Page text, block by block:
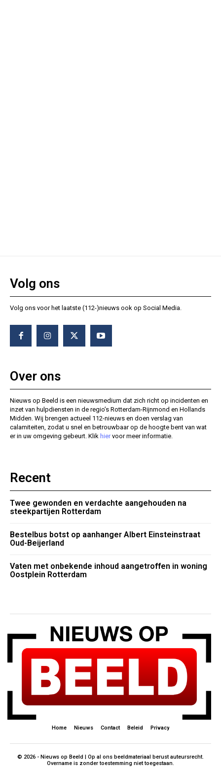
Volg ons
Volg ons voor het laatste (112-)nieuws ook op Social Media.
Over ons
Nieuws op Beeld is een nieuwsmedium dat zich richt op incidenten en
inzet van hulpdiensten in de regio’s Rotterdam-Rijnmond en Hollands
Midden. Wij brengen actueel 112-nieuws en doen verslag van
calamiteiten, zodat u snel en betrouwbaar op de hoogte bent van wat
er in uw omgeving gebeurt. Klik hiervoor meer informatie.
Recent
Twee gewonden en verdachte aangehouden na
steekpartijen Rotterdam
Bestelbus botst op aanhanger Albert Einsteinstraat
Oud-Beijerland
Vaten met onbekende inhoud aangetroffen in woning
Oostplein Rotterdam
Home Nieuws Contact Beleid Privacy
© 2026 - Nieuws op Beeld | Op al ons beeldmateriaal berust auteursrecht.
Overname is zonder toestemming niet toegestaan.